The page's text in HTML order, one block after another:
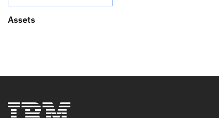
Assets